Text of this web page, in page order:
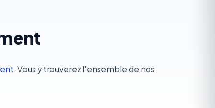
. Vous y trouverez l'ensemble de nos